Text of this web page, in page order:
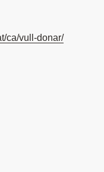
ca/vull-donar/